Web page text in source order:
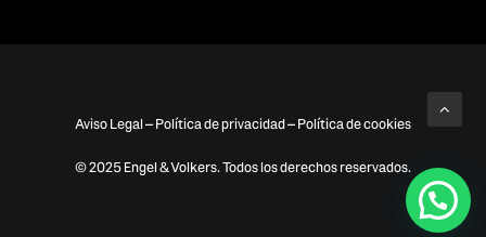
Aviso Legal–Política de privacidad–Política de cookies
© 2025 Engel & Volkers. Todos los derechos reservados.